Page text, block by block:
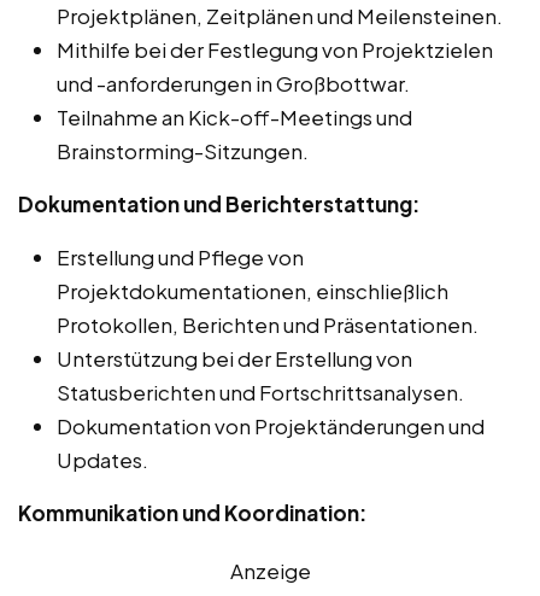
Projektplänen, Zeitplänen und Meilensteinen.
Mithilfe bei der Festlegung von Projektzielen
und -anforderungen in Großbottwar.
Teilnahme an Kick-off-Meetings und
Brainstorming-Sitzungen.
Dokumentation und Berichterstattung:
Erstellung und Pflege von
Projektdokumentationen, einschließlich
Protokollen, Berichten und Präsentationen.
Unterstützung bei der Erstellung von
Statusberichten und Fortschrittsanalysen.
Dokumentation von Projektänderungen und
Updates.
Kommunikation und Koordination:
Anzeige